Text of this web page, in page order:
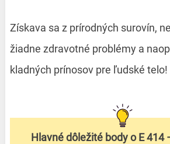
Získava sa z prírodných surovín,
žiadne zdravotné problémy a
kladných prínosov pre ľudské telo!
Hlavné dôležité body o E 414